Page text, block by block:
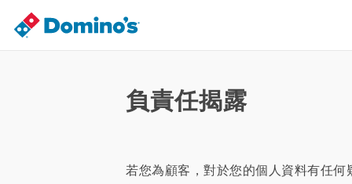
負責任揭露
若您為顧客，對於您的個人資料有任